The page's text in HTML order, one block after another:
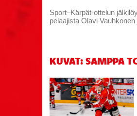
Sport–Kärpät-ottelun
pelaajista Olavi
KUVAT: SAMPPA